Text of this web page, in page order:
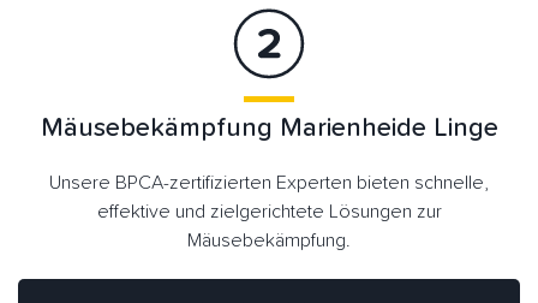
Mäusebekämpfung Marienheide Linge
Unsere BPCA-zertifizierten Experten bieten schnelle,
effektive und zielgerichtete Lösungen zur
Mäusebekämpfung.